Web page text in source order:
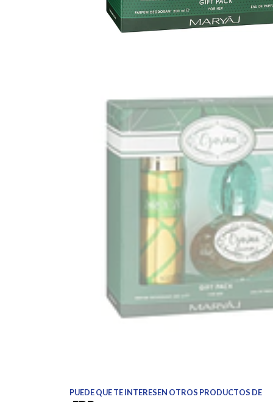
PUEDE QUE TE INTERESEN OTROS PRODUCTOS DE